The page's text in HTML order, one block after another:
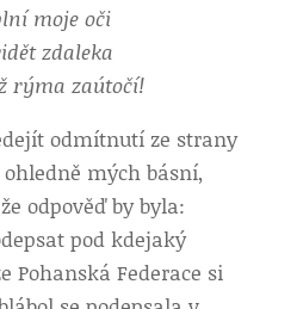
moje oči
zdaleka
rýma zaútočí!
odmítnutí ze strany
ohledně mých básní,
odpověď by byla:
pod kdejaký
Pohanská Federace si